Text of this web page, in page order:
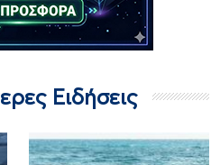
Ειδήσεις